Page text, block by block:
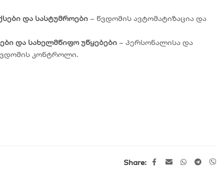
და სასტუმროები– წვდომის ავტომატიზაცია და
და სახელმწიფო უწყებები– პერსონალისა და
კონტროლი.
Share: